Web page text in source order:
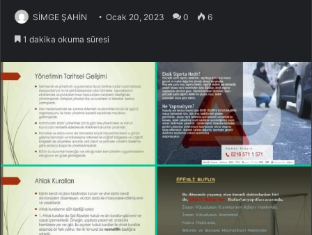
SİMGE ŞAHİN Ocak 20, 2023 0 6
1 dakika okuma süresi